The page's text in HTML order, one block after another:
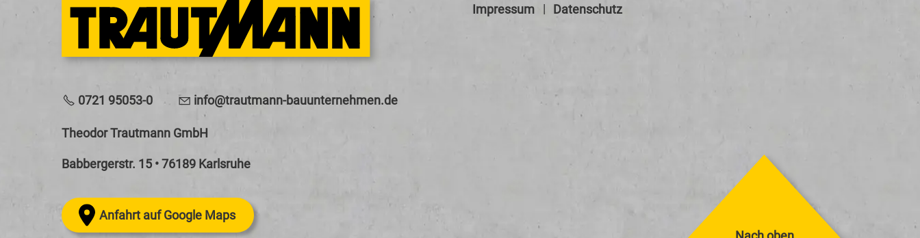
0721 95053-0 nf tr tm nn-b nt rn hm n d
Theodor Trautmann GmbH
Babbergerstr. 15 • 76189 Karlsruhe
Anfahrt auf Google Maps
Impressum Datenschutz